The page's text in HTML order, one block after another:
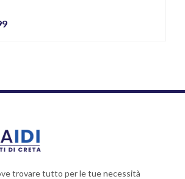
trovare tutto per le tue necessità